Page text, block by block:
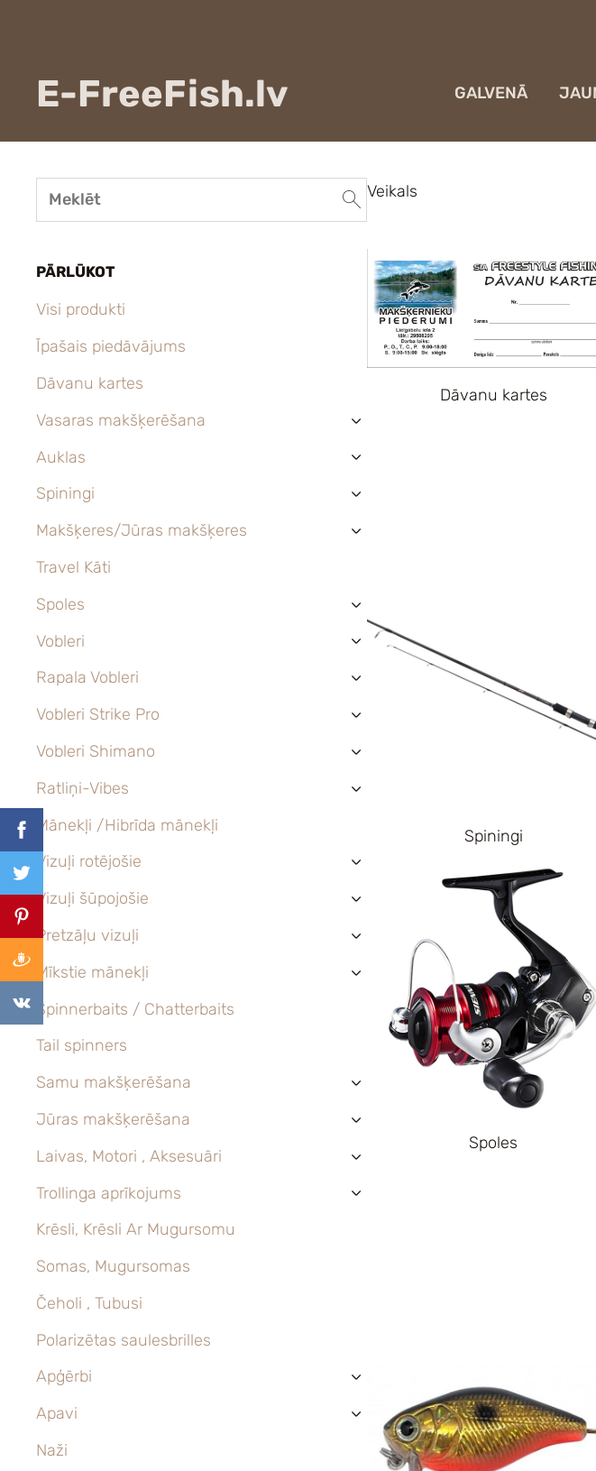
E-FreeFish.lv GALVENĀ
PĀRLŪKOT
Visi produkti
Īpašais piedāvājums
Dāvanu kartes
Vasaras makšķerēšana
›
Auklas ›
Spiningi ›
Makšķeres/Jūras makšķeres ›
Travel Kāti
Spoles
›
Vobleri ›
Rapala Vobleri ›
Vobleri Strike Pro ›
Vobleri Shimano ›
Ratliņi-Vibes ›
Mānekļi /Hibrīda mānekļi
Vizuļi rotējošie
›
Vizuļi šūpojošie ›
Pretzāļu vizuļi ›
Mīkstie mānekļi ›
Spinnerbaits / Chatterbaits
Tail spinners
Samu makšķerēšana
›
Jūras makšķerēšana ›
Laivas, Motori , Aksesuāri ›
Trollinga aprīkojums ›
Krēsli, Krēsli Ar Mugursomu
Somas, Mugursomas
Čeholi , Tubusi
Polarizētas saulesbrilles
Apģērbi
›
Apavi ›
Naži
Veikals
Dāvanu kartes
Spiningi
Spoles